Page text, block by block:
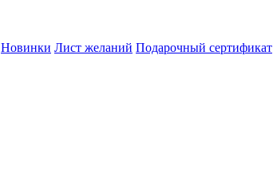
Новинки Лист желаний Подарочный сертификат